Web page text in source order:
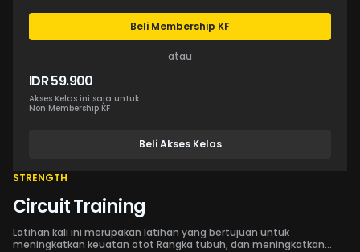
Beli Membership KF
atau
IDR 59.900
Akses Kelas ini saja untuk
Non Membership KF
Beli Akses Kelas
STRENGTH
Circuit Training
Latihan kali ini merupakan latihan yang bertujuan untuk
meningkatkan keuatan otot Rangka tubuh, dan meningkatkan